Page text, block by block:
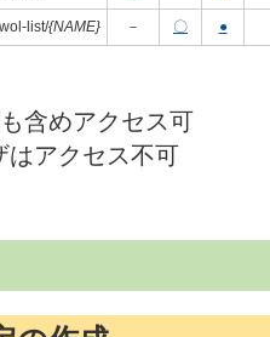
list/{NAME} － 〇 ●
含めアクセス可
はアクセス不可